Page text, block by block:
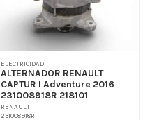
ELECTRICIDAD
ALTERNADOR RENAULT
CAPTUR I Adventure 2016
231008918R 218101
RENAULT
231008918R